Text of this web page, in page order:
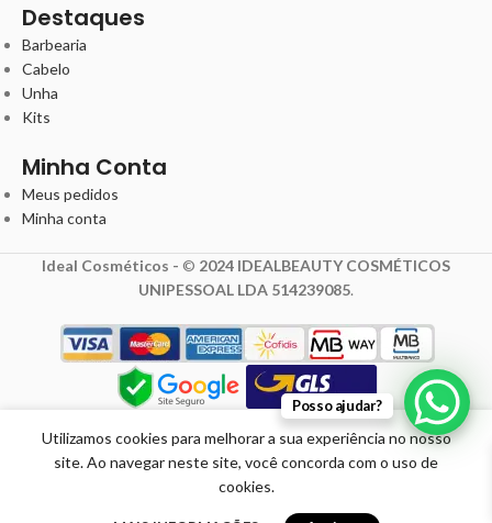
Destaques
Barbearia
Cabelo
Unha
Kits
Minha Conta
Meus pedidos
Minha conta
Ideal Cosméticos - © 2024 IDEALBEAUTY COSMÉTICOS
UNIPESSOAL LDA 514239085.
Utilizamos cookies para melhorar a sua experiência no nosso
site. Ao navegar neste site, você concorda com o uso de
cookies.
Para
Pentear
Brilho
20,00€ 13,04€
com IVA
Promoção
válida de
01/04/2026
Posso ajudar?